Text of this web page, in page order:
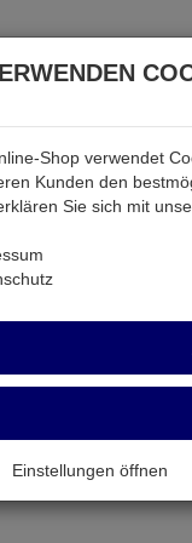
& Akkus
Shop verwendet
Kunden den
Sie sich mit
Einstellungen öffnen